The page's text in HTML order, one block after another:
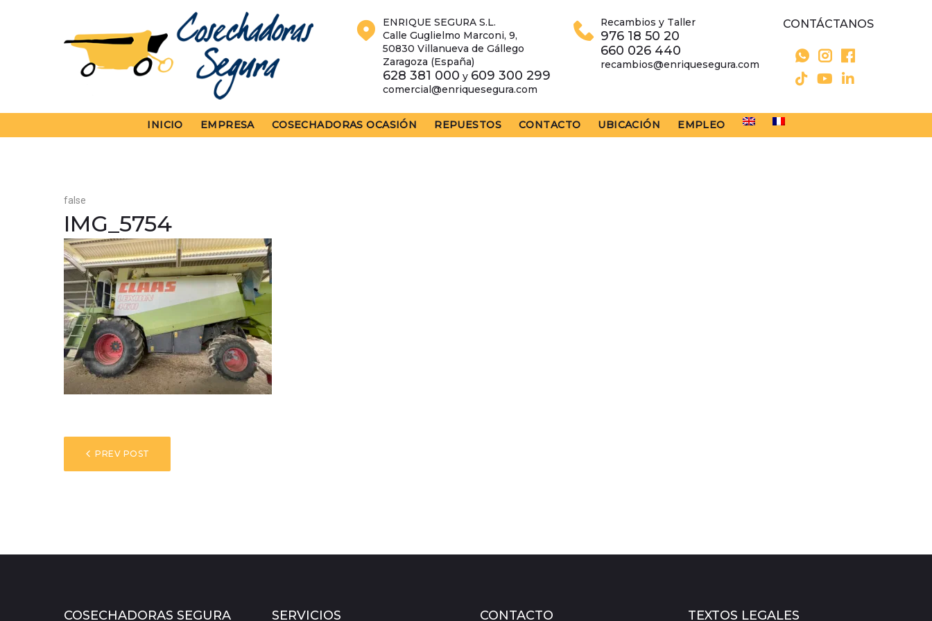
ENRIQUE SEGURA S.L.
Calle Guglielmo Marconi, 9,
50830 Villanueva de Gállego
Zaragoza (España)
628 381 000 y 609 300 299
comercial@enriquesegura.com
Recambios y Taller
976 18 50 20
660 026 440
recambios@enriquesegura.com
CONTÁCTANOS
INICIO EMPRESA COSECHADORAS OCASIÓN REPUESTOS CONTACTO UBICACIÓN EMPLEO
false
IMG_5754
NAVEGACIÓN
PREV POST
COSECHADORAS SEGURA SERVICIOS CONTACTO TEXTOS LEGALES